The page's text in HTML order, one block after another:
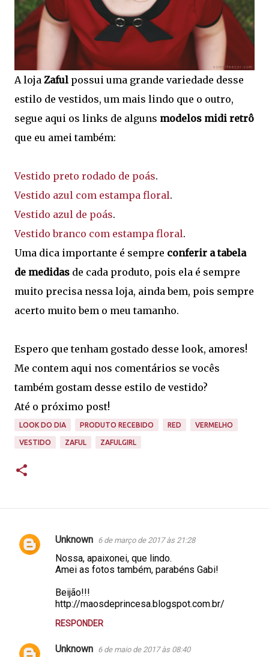
A loja Zaful possui uma grande variedade desse
estilo de vestidos, um mais lindo que o outro,
segue aqui os links de alguns modelos midi retrô
que eu amei também:
Vestido preto rodado de poás.
Vestido azul com estampa floral.
Vestido azul de poás.
Vestido branco com estampa floral.
Uma dica importante é sempre conferir a tabela
de medidas de cada produto, pois ela é sempre
muito precisa nessa loja, ainda bem, pois sempre
acerto muito bem o meu tamanho.
Espero que tenham gostado desse look, amores!
Me contem aqui nos comentários se vocês
também gostam desse estilo de vestido?
Até o próximo post!
LOOK DO DIA PRODUTO RECEBIDO RED VERMELHO
VESTIDO ZAFUL ZAFULGIRL
C
á
Unknown 6 de março de 2017 às 21:28
Nossa, apaixonei, que lindo.
Amei as fotos também, parabéns Gabi!
Beijão!!!
http://maosdeprincesa.blogspot.com.br/
RESPONDER
Unknown 6 de maio de 2017 às 08:40